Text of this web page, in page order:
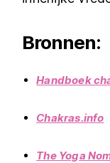
Bronnen:
Handboek
Chakras.info
The Yoga